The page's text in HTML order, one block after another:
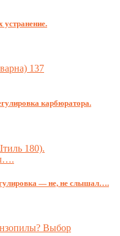
устранение.
карбюратора.
— не, не слышал….